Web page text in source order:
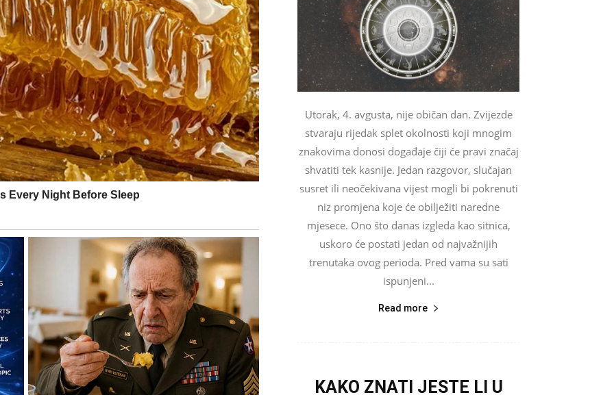
ima drugačije planove.
snagu
bez riječi.
Utorak, 4. avgusta, nije običan dan. Zvijezde
stvaraju rijedak splet okolnosti koji mnogim
znakovima donosi događaje čiji će pravi značaj
shvatiti tek kasnije. Jedan razgovor, slučajan
susret ili neočekivana vijest mogli bi pokrenuti
niz promjena koje će obilježiti naredne
mjesece. Ono što danas izgleda kao sitnica,
uskoro će postati jedan od najvažnijih
trenutaka ovog perioda. Pred vama su sati
ispunjeni...
Read more
KAKO ZNATI JESTE LI U